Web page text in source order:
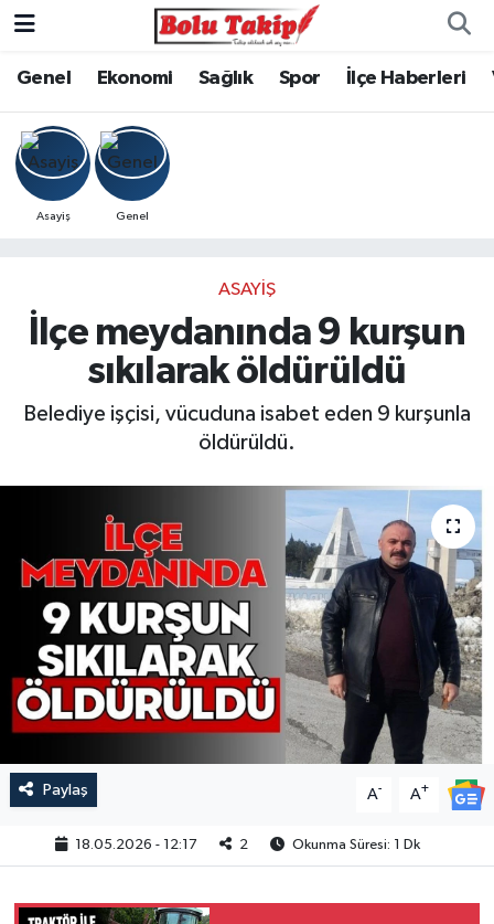
Genel Ekonomi Sağlık Spor İlçe Haberleri
Asayiş Genel
ASAYIŞ
İlçe meydanında 9 kurşun
sıkılarak öldürüldü
Belediye işçisi, vücuduna isabet eden 9 kurşunla
öldürüldü.
Paylaş A- A+
18.05.2026 - 12:17 2 Okunma Süresi: 1 Dk